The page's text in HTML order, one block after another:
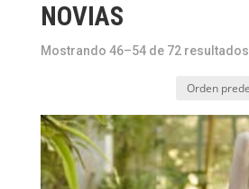
NOVIAS
Mostrando 46–54 de 72 resultados